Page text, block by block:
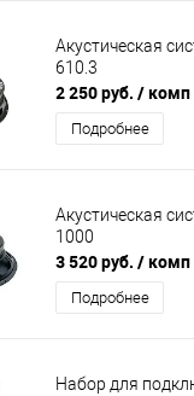
Акустическая
610.3
2 250 руб. / комп
Подробнее
Акустическая
1000
3 520 руб. / комп
Подробнее
Набор для